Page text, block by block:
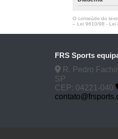
O conteúdo do
– Lei 9610/98 - Lei
FRS Sports
R. Pedro
SP
CEP: 04221-040